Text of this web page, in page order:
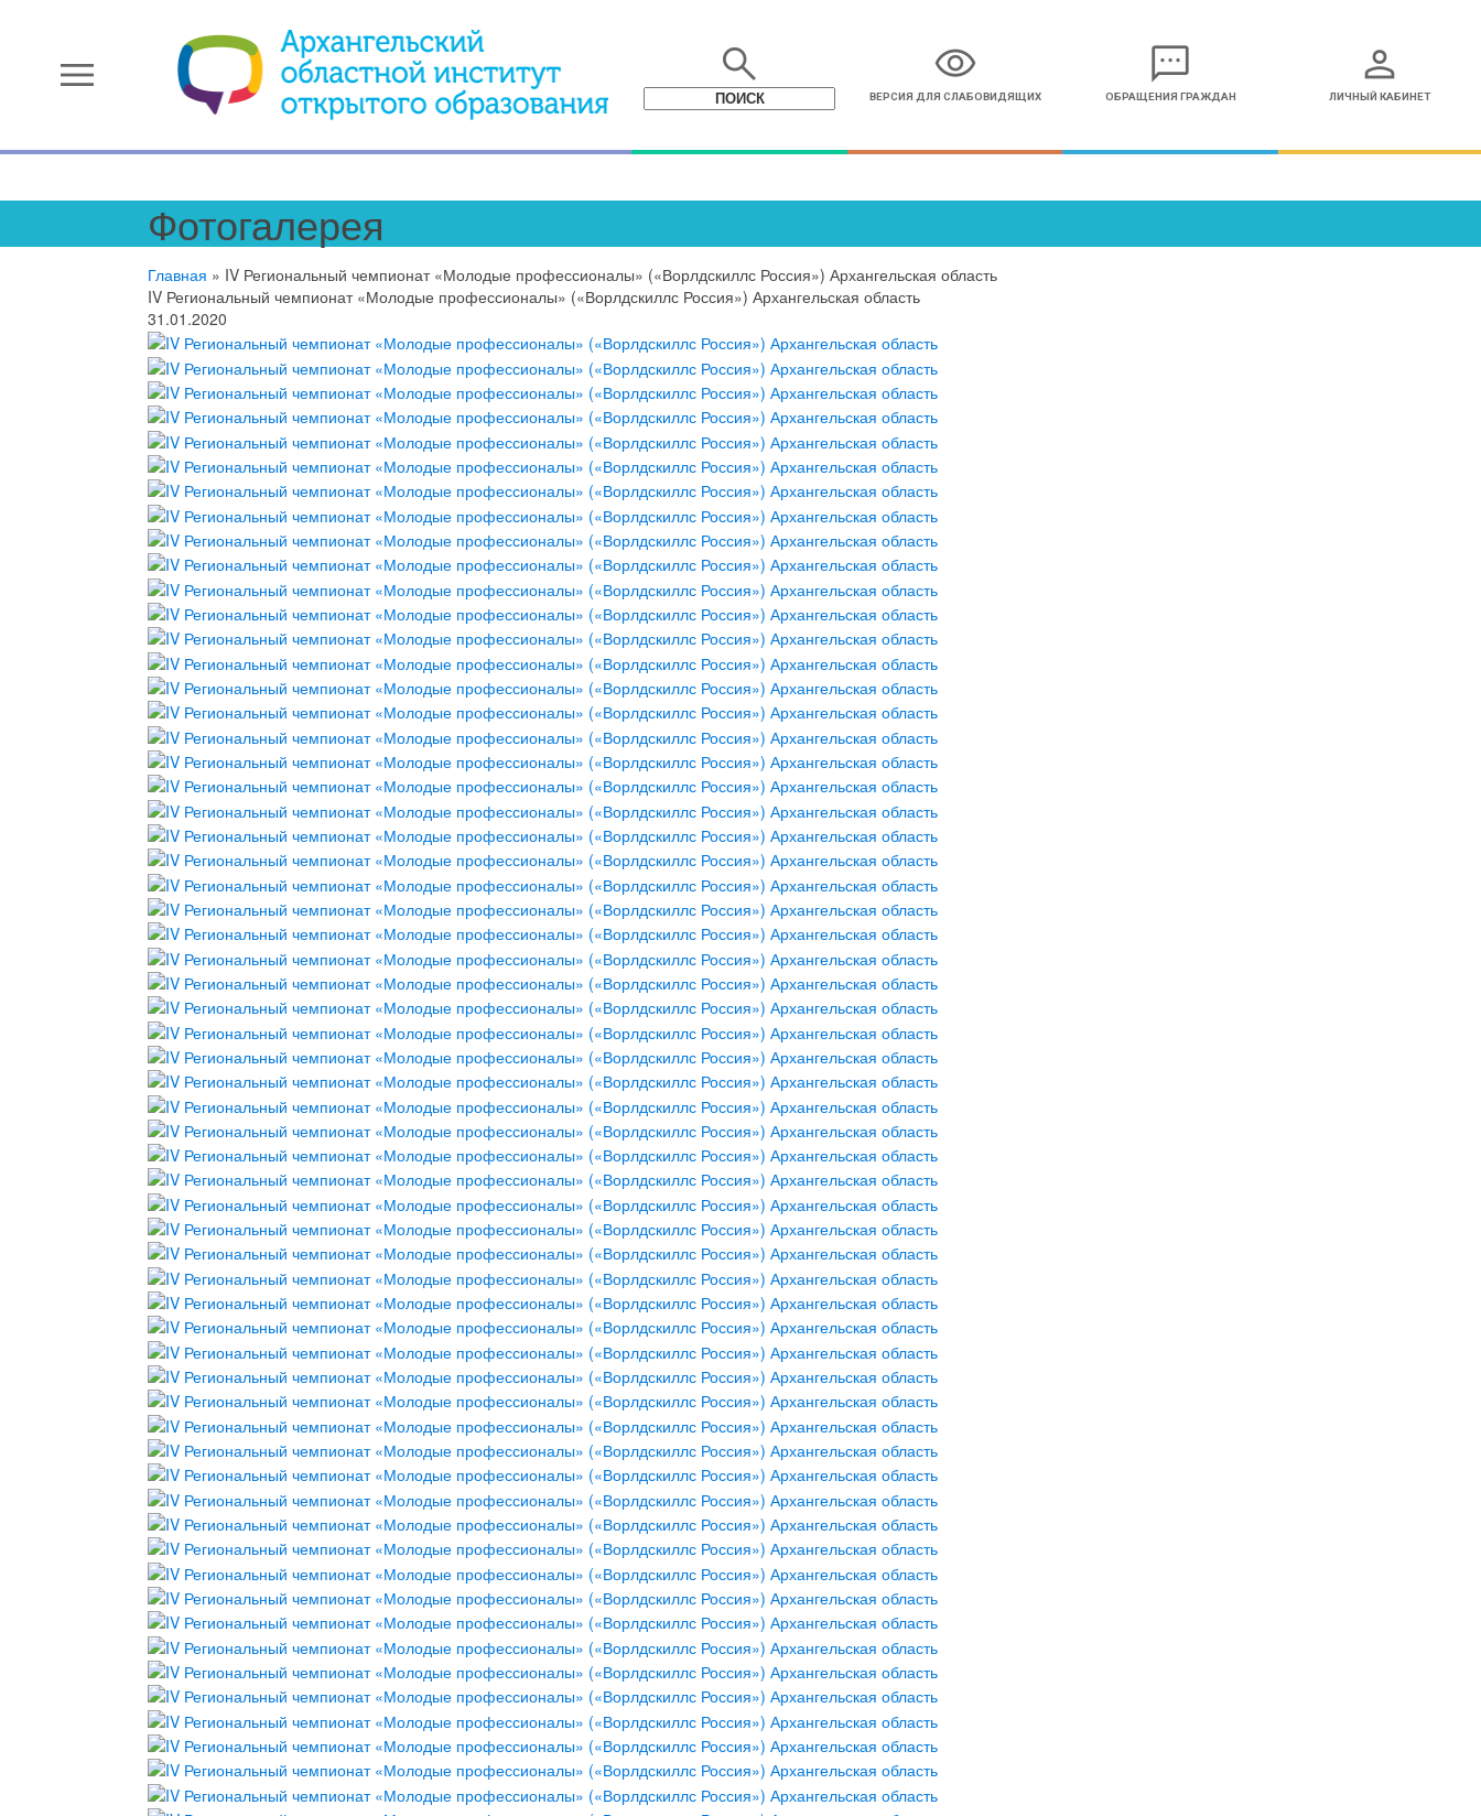
menu search visibility
ВЕРСИЯ ДЛЯ СЛАБОВИДЯЩИХ
sms
ОБРАЩЕНИЯ ГРАЖДАН
person
ЛИЧНЫЙ КАБИНЕТ
Фотогалерея
Главная » IV Региональный чемпионат «Молодые профессионалы» («Ворлдскиллс Россия») Архангельская область
IV Региональный чемпионат «Молодые профессионалы» («Ворлдскиллс Россия») Архангельская область
31.01.2020